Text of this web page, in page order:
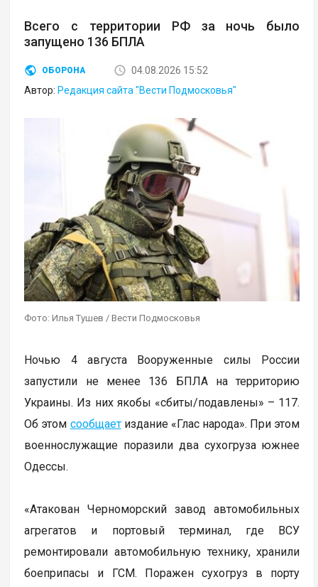
Всего с территории РФ за ночь было
запущено 136 БПЛА
ОБОРОНА
04.08.2026 15:52
Автор: Редакция сайта "Вести Подмосковья"
Фото: Илья Тушев / Вести Подмосковья
Ночью 4 августа Вооруженные силы России
запустили не менее 136 БПЛА на территорию
Украины. Из них якобы «сбиты/подавлены» – 117.
Об этом сообщаетиздание «Глас народа». При этом
военнослужащие поразили два сухогруза южнее
Одессы.
«Атакован Черноморский завод автомобильных
агрегатов и портовый терминал, где ВСУ
ремонтировали автомобильную технику, хранили
боеприпасы и ГСМ. Поражен сухогруз в порту